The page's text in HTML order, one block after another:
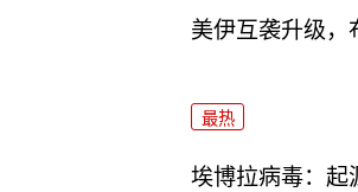
美伊互袭升级，
最热
埃博拉病毒：起